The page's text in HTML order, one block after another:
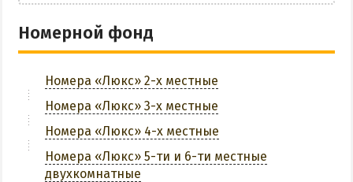
ОТЕЛИ С БАССЕЙНОМ
ОТЕЛИ С ПИТАНИЕМ
ГОРЯЧИЕ ИСТОЧНИКИ
Водолечебница
Источники в Счастливцево
Источники в Стрелковом
Арабатские Термы
Стирка белья
ЗАБРОНИРОВАТЬ
Номерной фонд
Номера «Люкс» 2-х местные
Номера «Люкс» 3-х местные
Номера «Люкс» 4-х местные
Номера «Люкс» 5-ти и 6-ти местные
двухкомнатные